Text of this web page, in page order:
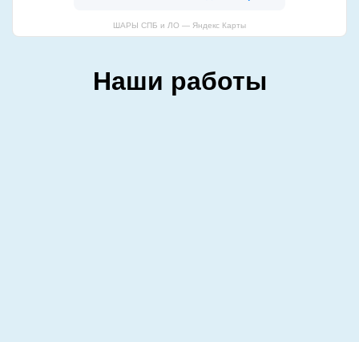
ШАРЫ СПБ и ЛО — Яндекс Карты
Наши работы